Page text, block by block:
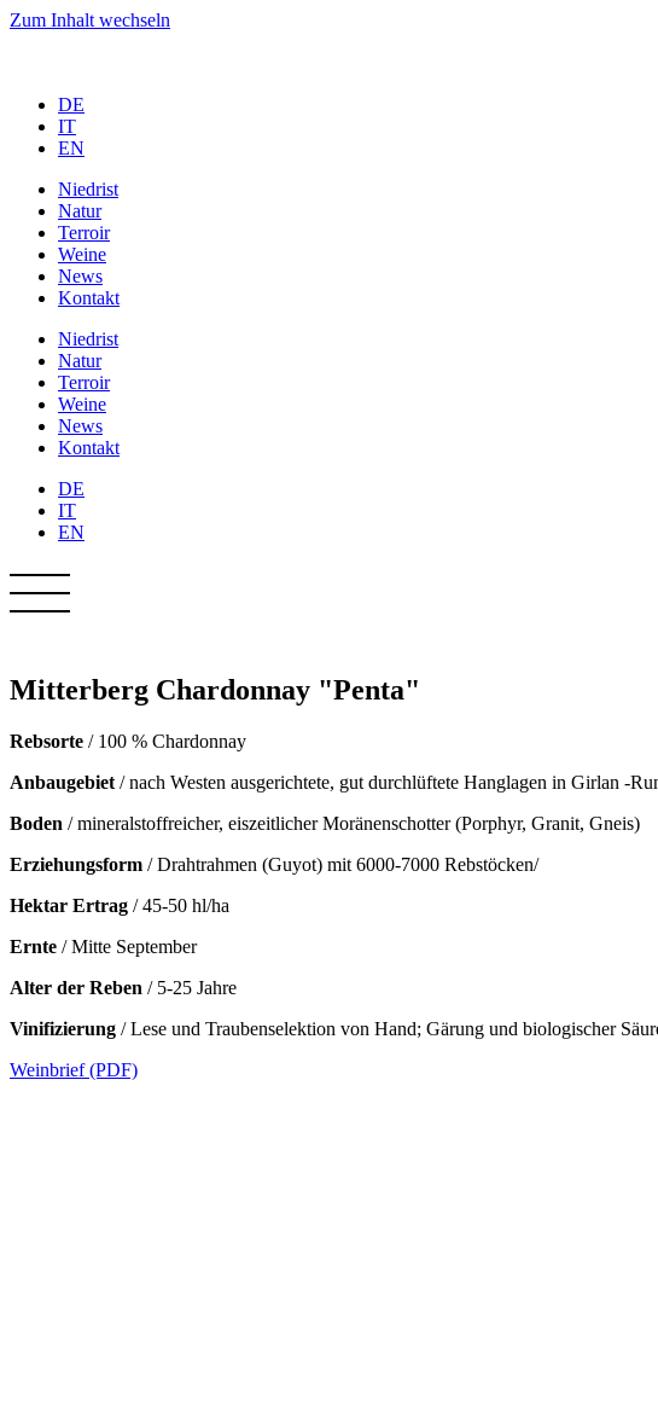
Zum Inhalt wechseln
DE
IT
EN
Niedrist
Natur
Terroir
Weine
News
Kontakt
Niedrist
Natur
Terroir
Weine
News
Kontakt
DE
IT
EN
Mitterberg Chardonnay "Penta"
Rebsorte / 100 % Chardonnay
Anbaugebiet / nach Westen ausgerichtete, gut durchlüftete Hanglagen in Girlan -
Boden / mineralstoffreicher, eiszeitlicher Moränenschotter (Porphyr, Granit, Gneis)
Erziehungsform / Drahtrahmen (Guyot) mit 6000-7000 Rebstöcken/
Hektar Ertrag / 45-50 hl/ha
Ernte / Mitte September
Alter der Reben / 5-25 Jahre
Vinifizierung / Lese und Traubenselektion von Hand; Gärung und biologischer
Weinbrief (PDF)